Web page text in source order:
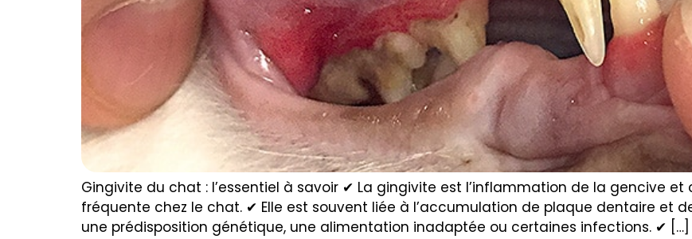
Gingivite du chat : l’essentiel à savoir ✔ La gingivite est l’inflammation de la gencive
fréquente chez le chat. ✔ Elle est souvent liée à l’accumulation de plaque dentaire et
une prédisposition génétique, une alimentation inadaptée ou certaines infections. ✔ […]